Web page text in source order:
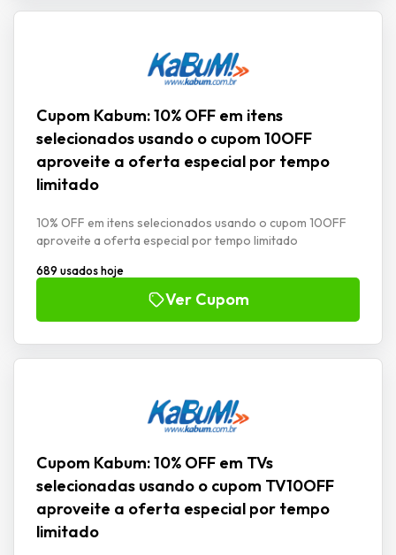
Cupom Kabum: 10% OFF em itens
selecionados usando o cupom 10OFF
aproveite a oferta especial por tempo
limitado
10% OFF em itens selecionados usando o cupom 10OFF
aproveite a oferta especial por tempo limitado
689 usados hoje
Ver Cupom
Cupom Kabum: 10% OFF em TVs
selecionadas usando o cupom TV10OFF
aproveite a oferta especial por tempo
limitado